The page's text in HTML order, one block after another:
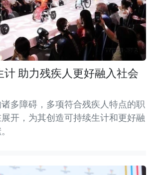
计 助力残疾人更好融入社会
多障碍，多项符合残疾人特点的职
开，为其创造可持续生计和更好融